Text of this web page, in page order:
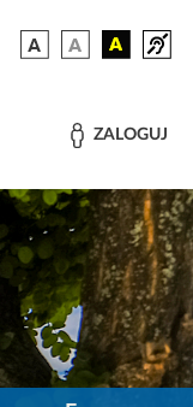
ZALOGUJ